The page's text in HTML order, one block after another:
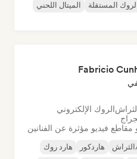
المستقلة
الميتال اللحني
Fabricio
الروك الإلكتروني
فيديو مؤثرة عن الفنانين
هاردكور
هارد روك